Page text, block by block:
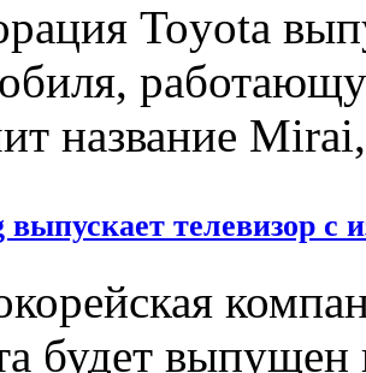
Toyota
название
выпускает телевизор
будет